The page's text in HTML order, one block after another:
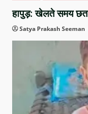
हापुड़: खेलते समय छत
Satya Prakash Seeman